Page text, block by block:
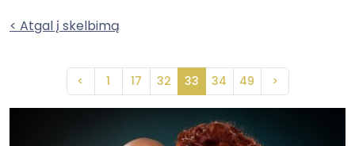
< Atgal į skelbimą
< 1 17 32 33 34 49 >